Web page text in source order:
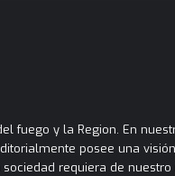
fuego y la Region. En
posee una
requiera de